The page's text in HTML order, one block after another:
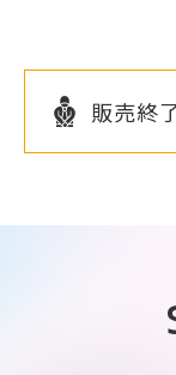
販売終